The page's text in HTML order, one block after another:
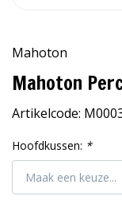
Mahoton
Mahoton
Artikelcode:
Hoofdkussen: *